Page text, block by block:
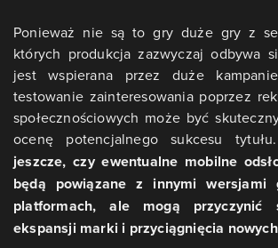
Ponieważ nie są to gry duże gry z
których produkcja zazwyczaj odbywa
jest wspierana przez duże
testowanie zainteresowania poprzez
społecznościowych może być
ocenę potencjalnego sukcesu
jeszcze, czy ewentualne mobilne
będą powiązane z innymi wersjami
platformach, ale mogą
ekspansji marki i przyciągnięcia